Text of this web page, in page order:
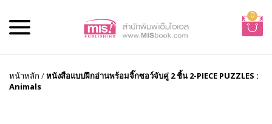
0
หน้าหลัก /หนังสือแบบฝึกอ่านพร้อมจิ๊กซอว์จับคู่ 2 ชิ้น 2-PIECE PUZZLES :
Animals